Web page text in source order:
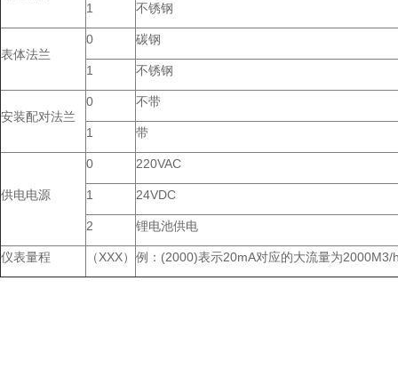
1 不锈钢
表体法兰
0 碳钢
1 不锈钢
安装配对法兰
0 不带
1 带
供电电源
0 220VAC
1 24VDC
2 锂电池供电
仪表量程 （XXX） 例：(2000)表示20mA对应的大流量为2000M3/